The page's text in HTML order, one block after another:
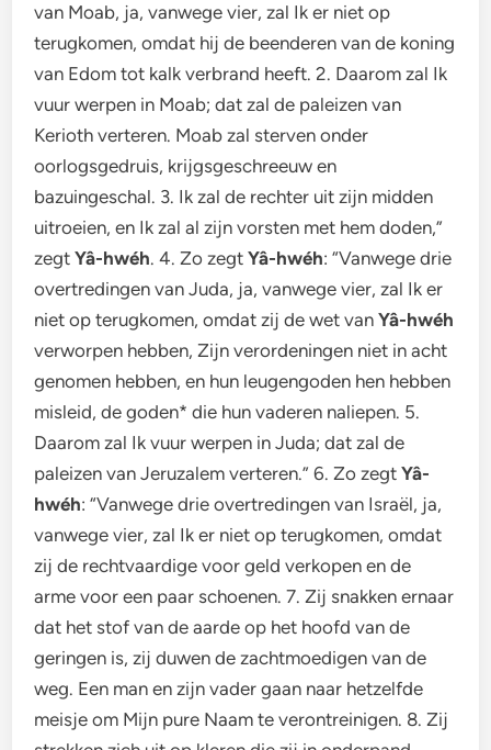
van Moab, ja, vanwege vier, zal Ik er niet op
terugkomen, omdat hij de beenderen van de koning
van Edom tot kalk verbrand heeft. 2. Daarom zal Ik
vuur werpen in Moab; dat zal de paleizen van
Kerioth verteren. Moab zal sterven onder
oorlogsgedruis, krijgsgeschreeuw en
bazuingeschal. 3. Ik zal de rechter uit zijn midden
uitroeien, en Ik zal al zijn vorsten met hem doden,”
zegtYâ-hwéh. 4. Zo zegtYâ-hwéh: “Vanwege drie
overtredingen van Juda, ja, vanwege vier, zal Ik er
niet op terugkomen, omdat zij de wet vanYâ-hwéh
verworpen hebben, Zijn verordeningen niet in acht
genomen hebben, en hun leugengoden hen hebben
misleid, de goden* die hun vaderen naliepen. 5.
Daarom zal Ik vuur werpen in Juda; dat zal de
paleizen van Jeruzalem verteren.” 6. Zo zegtYâ-
hwéh: “Vanwege drie overtredingen van Israël, ja,
vanwege vier, zal Ik er niet op terugkomen, omdat
zij de rechtvaardige voor geld verkopen en de
arme voor een paar schoenen. 7. Zij snakken ernaar
dat het stof van de aarde op het hoofd van de
geringen is, zij duwen de zachtmoedigen van de
weg. Een man en zijn vader gaan naar hetzelfde
meisje om Mijn pure Naam te verontreinigen. 8. Zij